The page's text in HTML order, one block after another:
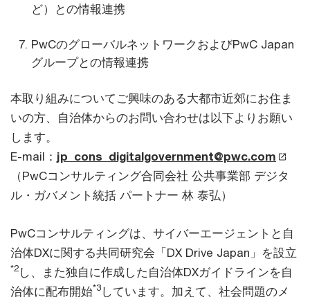
ど）との情報連携
PwCのグローバルネットワークおよびPwC Japan
グループとの情報連携
本取り組みについてご興味のある大都市近郊にお住ま
いの方、自治体からのお問い合わせは以下よりお願い
します。
E-mail： jp_cons_digitalgovernment@pwc.com
（PwCコンサルティング合同会社 公共事業部 デジタ
ル・ガバメント統括 パートナー 林 泰弘）
PwCコンサルティングは、サイバーエージェントと自
治体DXに関する共同研究会「DX Drive Japan」を設立
*2し、また独自に作成した自治体DXガイドラインを自
治体に配布開始*3しています。加えて、社会問題のメ